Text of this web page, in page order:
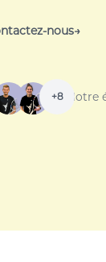
nous→
+8 Notre